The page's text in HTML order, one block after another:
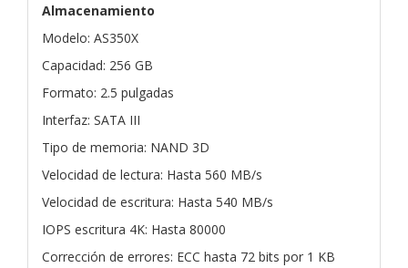
Almacenamiento
Modelo: AS350X
Capacidad: 256 GB
Formato: 2.5 pulgadas
Interfaz: SATA III
Tipo de memoria: NAND 3D
Velocidad de lectura: Hasta 560 MB/s
Velocidad de escritura: Hasta 540 MB/s
IOPS escritura 4K: Hasta 80000
Corrección de errores: ECC hasta 72 bits por 1 KB